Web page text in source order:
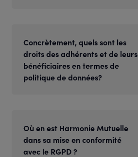
Concrètement, quels sont les
droits des adhérents et de leurs
bénéficiaires en termes de
politique de données?
Où en est Harmonie Mutuelle
dans sa mise en conformité
avec le RGPD ?